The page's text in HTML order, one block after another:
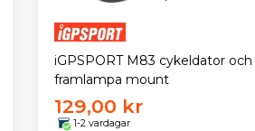
iGPSPORT M83 cykeldator och
framlampa mount
129,00 kr
1-2 vardagar